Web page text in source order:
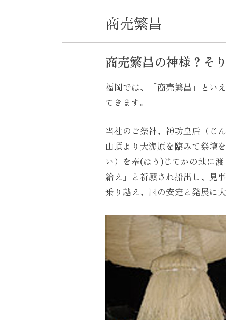
商売繁昌
商売繁昌の神様？そ
福岡では、「商売繁昌」とい
てきます。
当社のご祭神、神功皇后（じ
山頂より大海原を臨みて祭壇
い）を奉(ほう)じてかの地に
給え」と祈願され船出し、見
乗り越え、国の安定と発展に